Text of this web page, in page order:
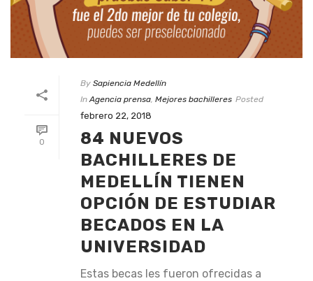
0
By Sapiencia Medellín
In Agencia prensa, Mejores bachilleres Posted
febrero 22, 2018
84 NUEVOS
BACHILLERES DE
MEDELLÍN TIENEN
OPCIÓN DE ESTUDIAR
BECADOS EN LA
UNIVERSIDAD
Estas becas les fueron ofrecidas a